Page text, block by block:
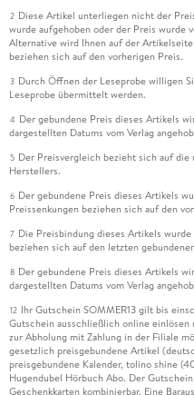
2 Diese Artikel unterliegen nicht der
wurde aufgehoben oder der Preis wurde
Alternative wird Ihnen auf der
beziehen sich auf den vorherigen Preis.
3 Durch Öffnen der Leseprobe willigen
Leseprobe übermittelt werden.
4 Der gebundene Preis dieses Artikels
dargestellten Datums vom Verlag
5 Der Preisvergleich bezieht sich auf
Herstellers.
6 Der gebundene Preis dieses Artikels
Preissenkungen beziehen sich auf den
7 Die Preisbindung dieses Artikels
beziehen sich auf den letzten
8 Der gebundene Preis dieses Artikels
dargestellten Datums vom Verlag
12 Ihr Gutschein SOMMER13 gilt bis
Gutschein ausschließlich online
zur Abholung mit Zahlung in der Filiale
gesetzlich preisgebundene Artikel
preisgebundene Kalender, tolino shine
Hugendubel Hörbuch Abo. Der
Geschenkkarten kombinierbar. Eine